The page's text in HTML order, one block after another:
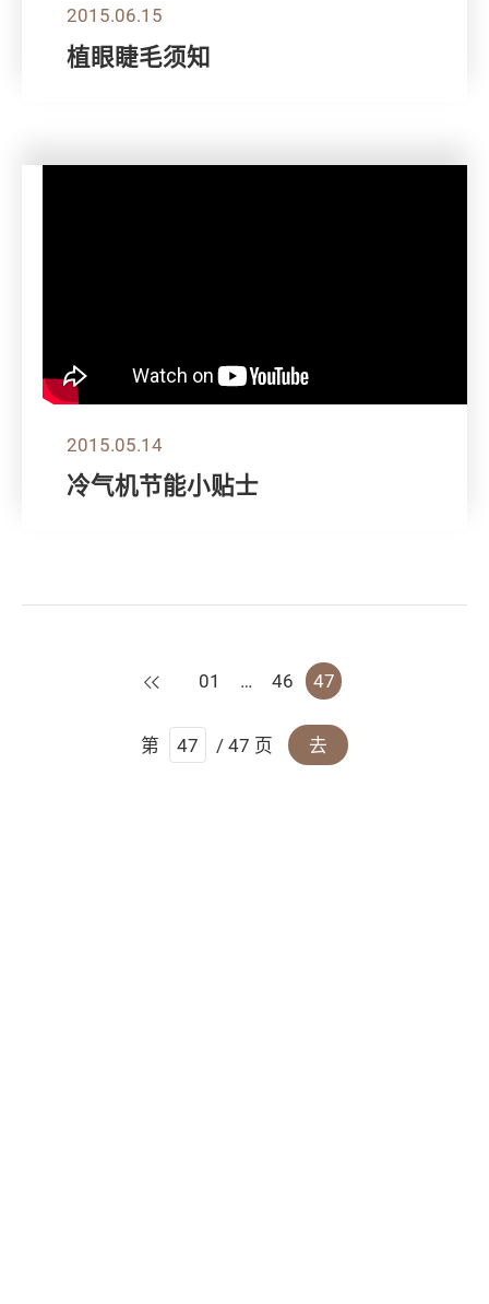
2015.06.15
植眼睫毛须知
2015.05.14
冷气机节能小贴士
上一页
01 … 46 47
第 / 47 页 去